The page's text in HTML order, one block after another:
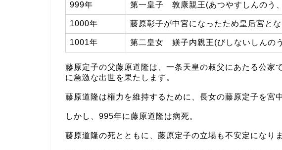
999年 第一皇子 敦康親王(あつやすしんのう
1000年 藤原彰子が中宮になったため皇后宮とな
1001年 第二皇女 媄子内親王(びしないしんの
藤原定子の父藤原道隆は、一条天皇の叔父にあたる公家
に急激な出世を果たします。
藤原道隆は権力を維持するために、長女の藤原定子を宮
しかし、995年に藤原道隆は病死。
藤原道隆の死とともに、藤原定子の立場も不安定になりま